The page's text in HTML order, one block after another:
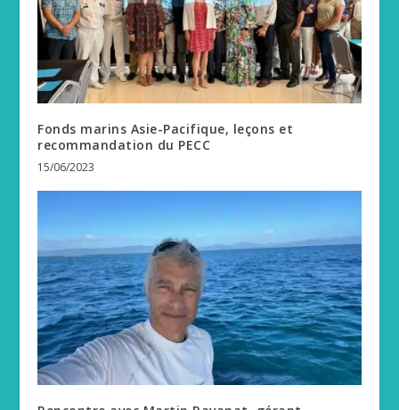
Fonds marins Asie-Pacifique, leçons et
recommandation du PECC
15/06/2023